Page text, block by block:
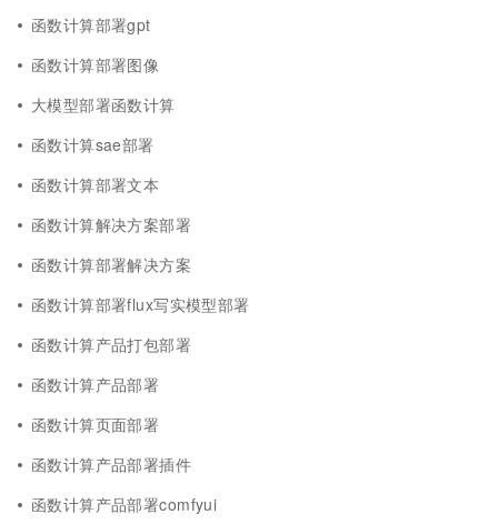
函数计算部署gpt
函数计算部署图像
大模型部署函数计算
函数计算sae部署
函数计算部署文本
函数计算解决方案部署
函数计算部署解决方案
函数计算部署flux写实模型部署
函数计算产品打包部署
函数计算产品部署
函数计算页面部署
函数计算产品部署插件
函数计算产品部署comfyui